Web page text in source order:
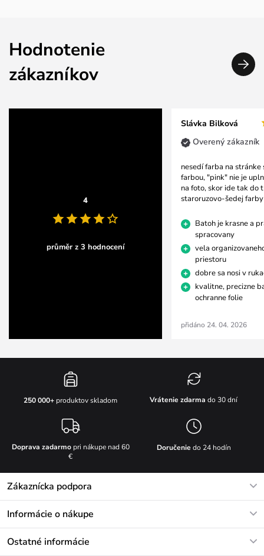
Hodnotenie
zákazníkov
4
průměr z 3 hodnocení
Slávka Bilková
Overený zákazník
nesedí farba na stránke
farbou, "pink" nie je
na foto, skor ide tak do
staroruzovo-šedej farby
Batoh je krasne a
spracovany
vela
priestoru
dobre sa nosi v
kvalitne, precizne
ochranne folie
přidáno 24. 04. 2026
250 000+ produktov skladom Vrátenie zdarma do 30 dní
Doprava zadarmopri nákupe nad 60
€
Doručenie do 24 hodín
Zákaznícka podpora
info@vuch.sk
Informácie o nákupe
Ostatné informácie